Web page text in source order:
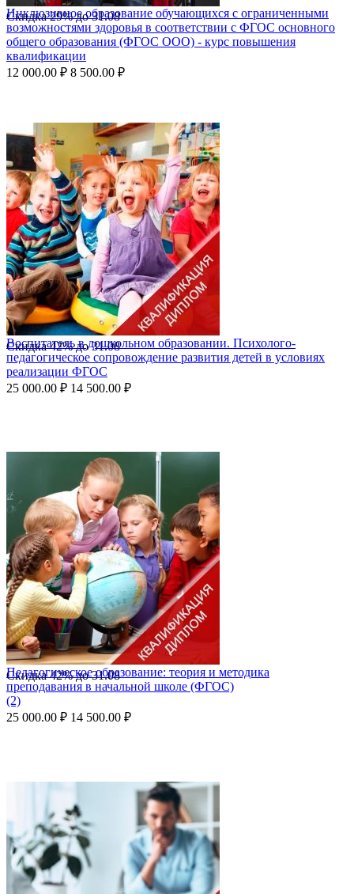
Скидка29%до31.08
Инклюзивное образование обучающихся с ограниченными
возможностями здоровья в соответствии с ФГОС основного
общего образования (ФГОС ООО) - курс повышения
квалификации
12 000.00 ₽ 8 500.00 ₽
Скидка42%до31.08
Воспитатель в дошкольном образовании. Психолого-
педагогическое сопровождение развития детей в условиях
реализации ФГОС
25 000.00 ₽ 14 500.00 ₽
Скидка42%до31.08
Педагогическое образование: теория и методика
преподавания в начальной школе (ФГОС)
(2)
25 000.00 ₽ 14 500.00 ₽